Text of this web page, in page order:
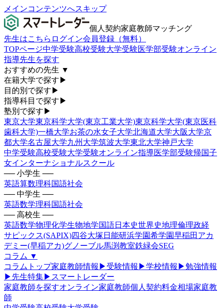
メインコンテンツへスキップ
個人契約家庭教師マッチング
先生はこちら ログイン会員登録（無料）
TOPページ中学受験高校受験大学受験医学部受験オンライン
指導先生を探す
おすすめの先生 ▼
在籍大学で探す ▶
目的別で探す ▶
指導科目で探す ▶
塾別で探す ▶
東京大学東京科学大学(東京工業大学)東京科学大学(東京医科
歯科大学)一橋大学お茶の水女子大学北海道大学大阪大学京
都大学名古屋大学九州大学筑波大学東北大学神戸大学
中学受験高校受験大学受験オンライン指導医学部受験帰国子
女インターナショナルスクール
── 小学生 ──
英語算数理科国語社会
── 中学生 ──
英語数学理科国語社会
── 高校生 ──
英語数学物理化学生物地学国語日本史世界史地理倫理政経
サピックス(SAPIX)四谷大塚 日能研浜学園希学園早稲田アカ
デミー(早稲アカ)グノーブル馬渕教室鉄緑会SEG
コラム ▼
コラムトップ家庭教師情報 ▶ 受験情報 ▶学校情報 ▶勉強情報
▶ 先生特集▶ スマートレーダー
家庭教師を探すオンライン家庭教師個人契約料金相場家庭教
師